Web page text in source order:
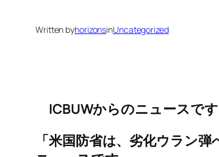
Written byhorizonsinUncategorized
ICBUWからのニュースで
「米国防省は、劣化ウラン